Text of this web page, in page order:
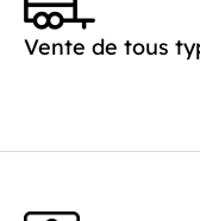
Vente de tous